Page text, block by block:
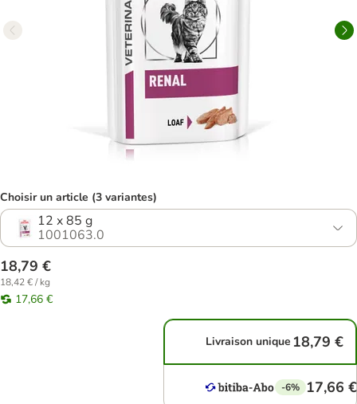
Choisir un article (3 variantes)
12 x 85 g
1001063.0
18,79 €
18,42 € / kg
17,66 €
Livraison unique 18,79 €
-6% 17,66 €